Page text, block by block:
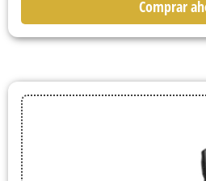
Comprar